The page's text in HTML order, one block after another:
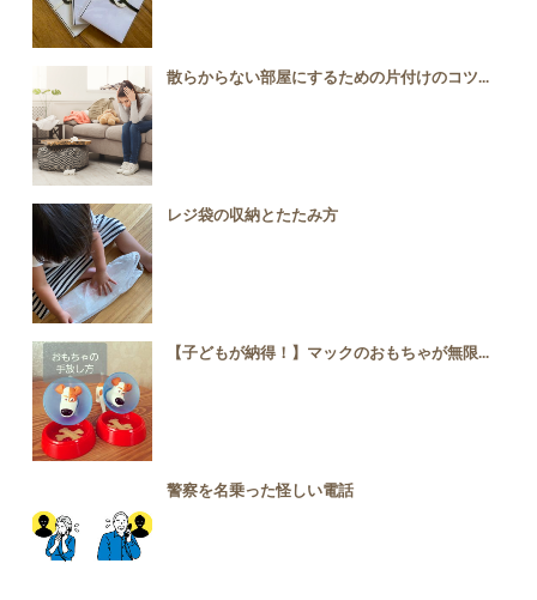
散らからない部屋にするための片付けのコツ...
レジ袋の収納とたたみ方
【子どもが納得！】マックのおもちゃが無限...
警察を名乗った怪しい電話